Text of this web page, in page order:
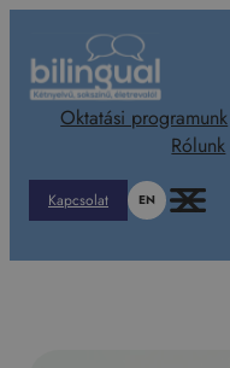
tartalomhoz
Oktatási programunk
Rólunk
Kapcsolat EN